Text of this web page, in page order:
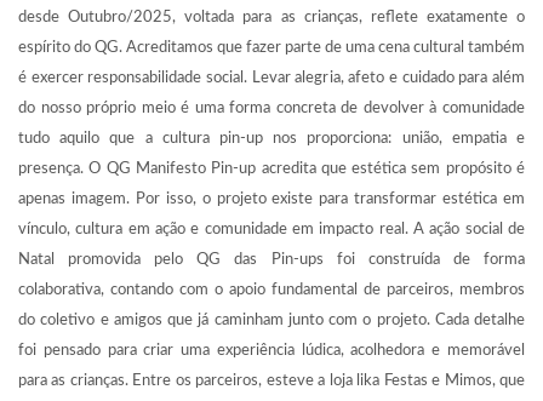
desde Outubro/2025, voltada para as crianças, reflete exatamente o
espírito do QG. Acreditamos que fazer parte de uma cena cultural também
é exercer responsabilidade social. Levar alegria, afeto e cuidado para além
do nosso próprio meio é uma forma concreta de devolver à comunidade
tudo aquilo que a cultura pin-up nos proporciona: união, empatia e
presença. O QG Manifesto Pin-up acredita que estética sem propósito é
apenas imagem. Por isso, o projeto existe para transformar estética em
vínculo, cultura em ação e comunidade em impacto real. A ação social de
Natal promovida pelo QG das Pin-ups foi construída de forma
colaborativa, contando com o apoio fundamental de parceiros, membros
do coletivo e amigos que já caminham junto com o projeto. Cada detalhe
foi pensado para criar uma experiência lúdica, acolhedora e memorável
para as crianças. Entre os parceiros, esteve a loja lika Festas e Mimos, que